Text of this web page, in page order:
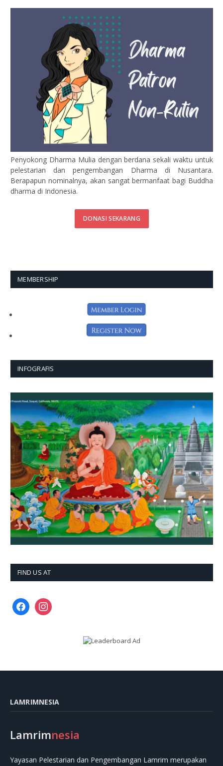
Penyokong Dharma Mulia dengan berdana sekali waktu untuk
pelestarian dan pengembangan Dharma di Nusantara.
Berapapun nominalnya, akan sangat bermanfaat bagi Buddha
dharma di Indonesia.
DONASI SEKARANG
MEMBERSHIP
INFOGRAFIS
FIND US AT
facebookinstagram
LAMRIMNESIA
Lamrimnesia
Yayasan Pelestarian dan Pengembangan Lamrim merupakan